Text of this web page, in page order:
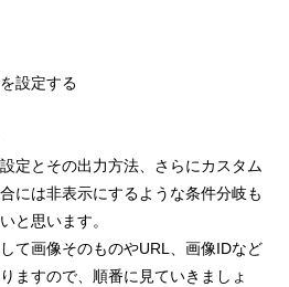
設定する
定とその出力方法、さらにカスタム
には非表示にするような条件分岐も
と思います。
て画像そのものやURL、画像IDなど
ますので、順番に見ていきましょ